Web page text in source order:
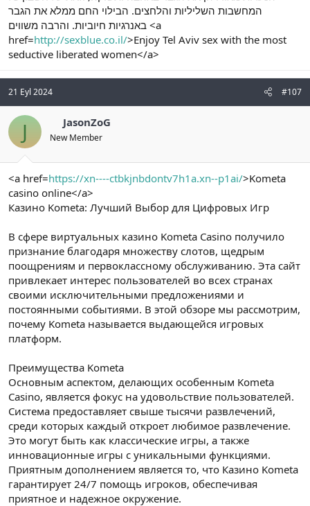
המחשבות השליליות והלחצים. הבילוי החם ממלא את הגבר
באנרגיות חיוביות. והרבה משווים <a
href=http://sexblue.co.il/>Enjoy Tel Aviv sex with the most
seductive liberated women</a>
21 Eyl 2024 #107
J JasonZoG
New Member
<a href=https://xn----ctbkjnbdontv7h1a.xn--p1ai/>Kometa
casino online</a>
Казино Kometa: Лучший Выбор для Цифровых Игр
В сфере виртуальных казино Kometa Casino получило
признание благодаря множеству слотов, щедрым
поощрениям и первоклассному обслуживанию. Эта сайт
привлекает интерес пользователей во всех странах
своими исключительными предложениями и
постоянными событиями. В этой обзоре мы рассмотрим,
почему Kometa называется выдающейся игровых
платформ.
Преимущества Kometa
Основным аспектом, делающих особенным Kometa
Casino, является фокус на удовольствие пользователей.
Система предоставляет свыше тысячи развлечений,
среди которых каждый откроет любимое развлечение.
Это могут быть как классические игры, а также
инновационные игры с уникальными функциями.
Приятным дополнением является то, что Казино Kometa
гарантирует 24/7 помощь игроков, обеспечивая
приятное и надежное окружение.